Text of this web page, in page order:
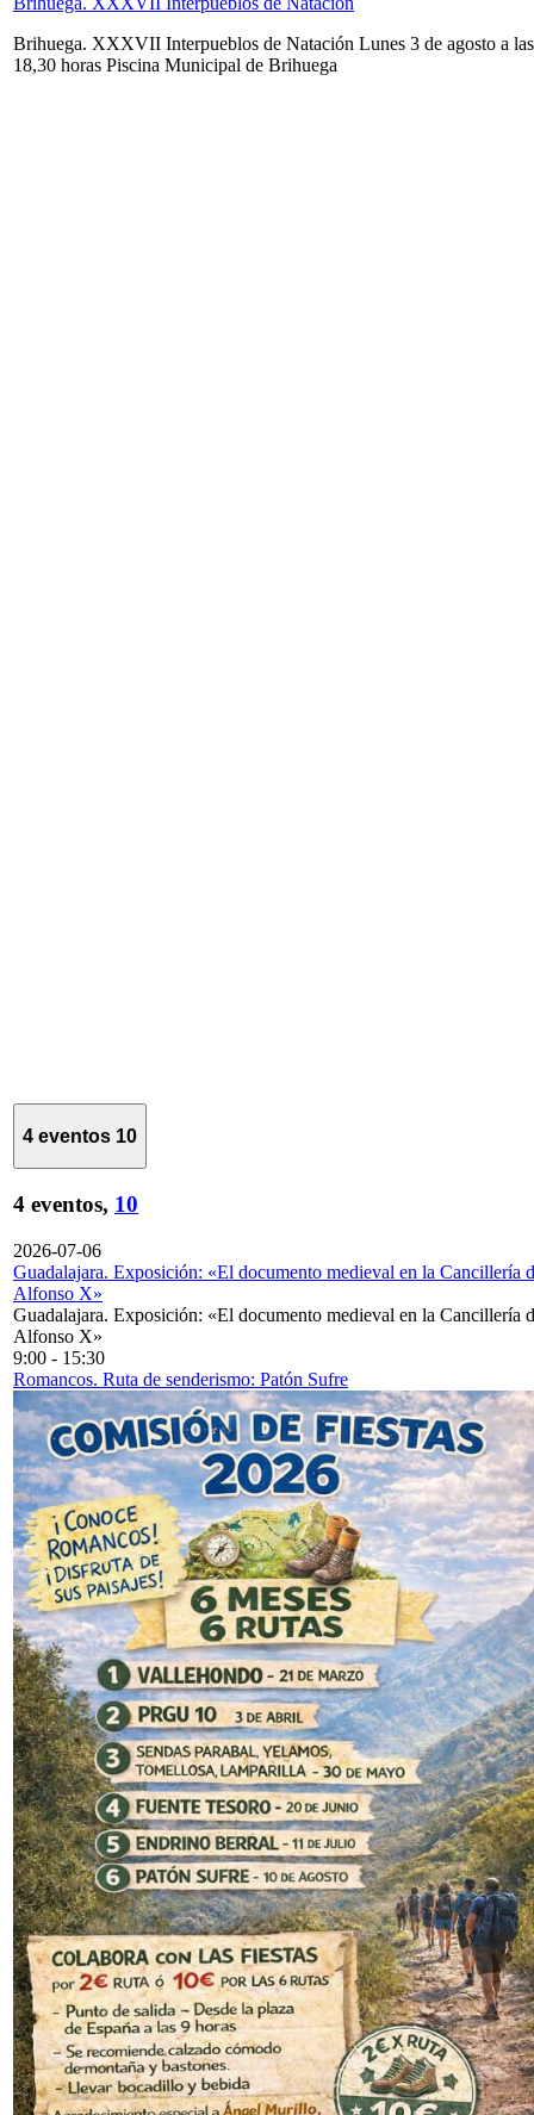
Brihuega. XXXVII Interpueblos de Natación Lunes 3 de agosto a las
18,30 horas Piscina Municipal de Brihuega
4 eventos 10
4 eventos, 10
2026-07-06
Guadalajara. Exposición: «El documento medieval en la Cancillería
Alfonso X»
Guadalajara. Exposición: «El documento medieval en la Cancillería
Alfonso X»
9:00 - 15:30
Romancos. Ruta de senderismo: Patón Sufre